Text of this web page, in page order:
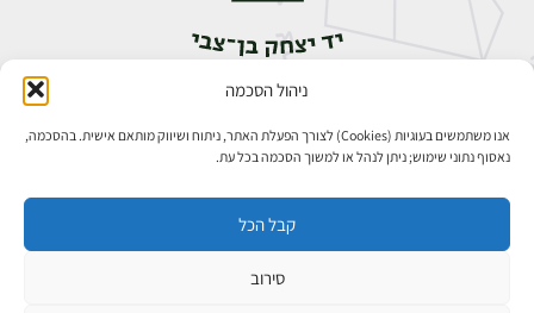
ניהול הסכמה
אנו משתמשים בעוגיות (Cookies) לצורך הפעלת האתר, ניתוח ושיווק מותאם אישית. בהסכמה,
נאסוף נתוני שימוש; ניתן לנהל או למשוך הסכמה בכל עת.
קבל הכל
סירוב
אבן גבירול 14, רחביה, ירושלים